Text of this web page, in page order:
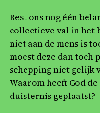
Rest ons nog één
collectieve val in het
niet aan de mens is
moest deze dan toch
schepping niet gelijk
Waarom heeft God
duisternis geplaatst?